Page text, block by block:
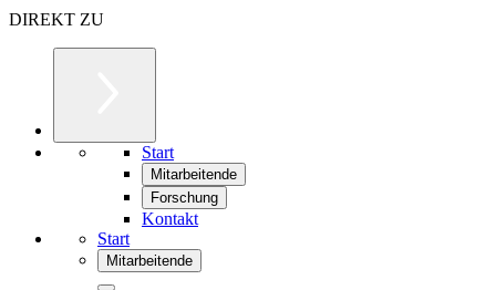
DIREKT ZU
Start
Mitarbeitende
Forschung
Kontakt
Start
Mitarbeitende